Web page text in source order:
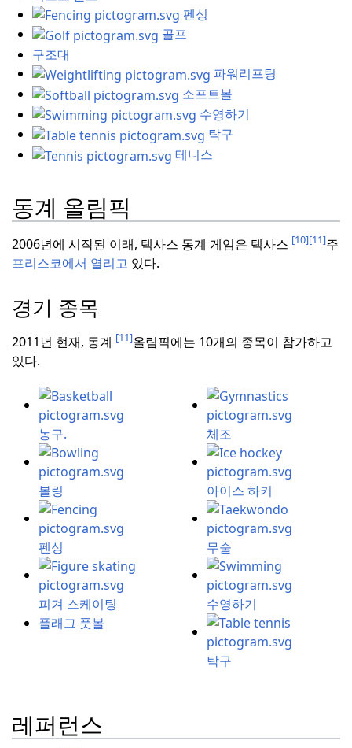
펜싱
골프
구조대
파워리프팅
소프트볼
수영하기
탁구
테니스
동계 올림픽
2006년에 시작된 이래, 텍사스 동계 게임은 텍사스 [10][11]주
프리스코에서 열리고 있다.
경기 종목
2011년 현재, 동계 [11]올림픽에는 10개의 종목이 참가하고
있다.
농구.
볼링
펜싱
피겨 스케이팅
플래그 풋볼
체조
아이스 하키
무술
수영하기
탁구
레퍼런스